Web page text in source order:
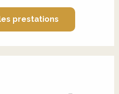
prestations